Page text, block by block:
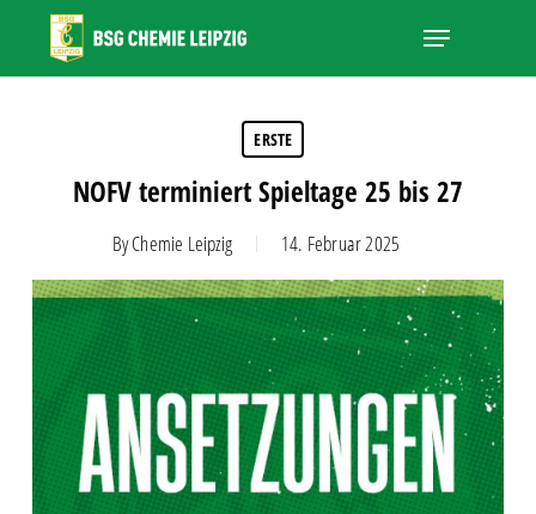
main
Menu
ERSTE
NOFV terminiert Spieltage 25 bis 27
ByChemie Leipzig 14. Februar 2025
Close